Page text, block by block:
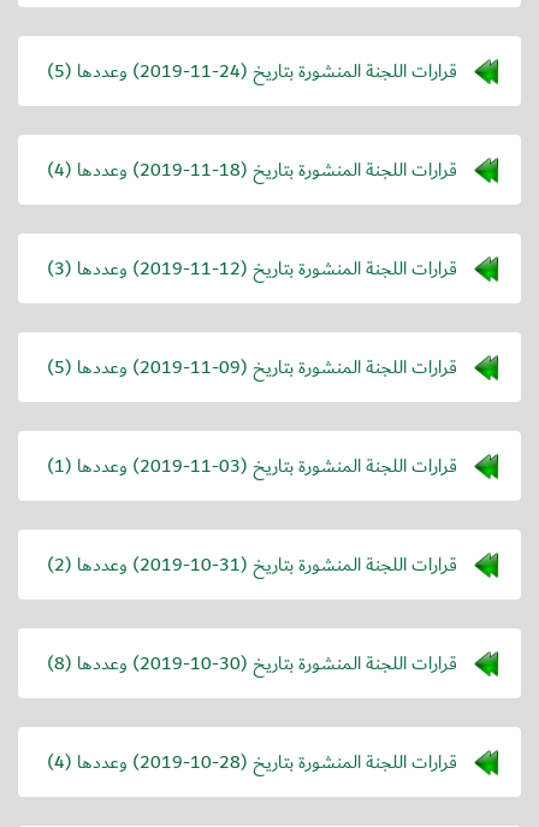
قرارات اللجنة المنشورة بتاريخ (2019-11-24) وعددها (5)
قرارات اللجنة المنشورة بتاريخ (2019-11-18) وعددها (4)
قرارات اللجنة المنشورة بتاريخ (2019-11-12) وعددها (3)
قرارات اللجنة المنشورة بتاريخ (2019-11-09) وعددها (5)
قرارات اللجنة المنشورة بتاريخ (2019-11-03) وعددها (1)
قرارات اللجنة المنشورة بتاريخ (2019-10-31) وعددها (2)
قرارات اللجنة المنشورة بتاريخ (2019-10-30) وعددها (8)
قرارات اللجنة المنشورة بتاريخ (2019-10-28) وعددها (4)